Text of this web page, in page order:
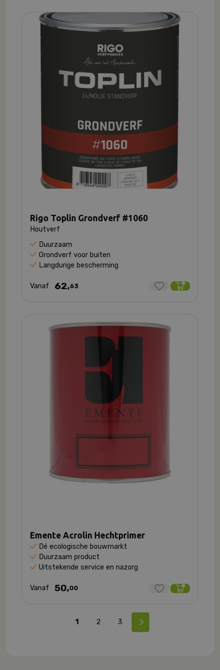
Rigo Toplin Grondverf #1060
Houtverf
Duurzaam
Grondverf voor buiten
Langdurige bescherming
Vanaf 62,63
Emente Acrolin Hechtprimer
Dé ecologische bouwmarkt
Duurzaam product
Uitstekende service en nazorg
Vanaf 50,00
1 2 3